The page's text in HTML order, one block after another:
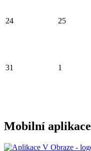
24 25
31 1
Mobilní aplikace